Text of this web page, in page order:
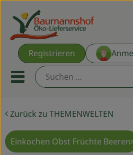
Registrieren
Mobiles Menu
Ökokisten
Kochkisten
Zurück zu THEMENWELTEN
Einkochen Obst Früchte Beeren